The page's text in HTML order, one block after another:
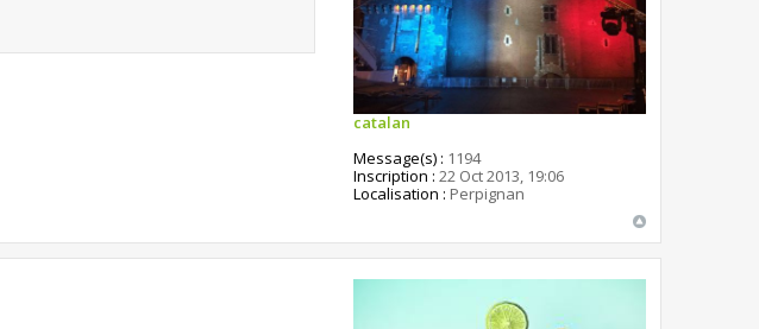
catalan
Message(s) : 1194
Inscription : 22 Oct 2013, 19:06
Localisation : Perpignan